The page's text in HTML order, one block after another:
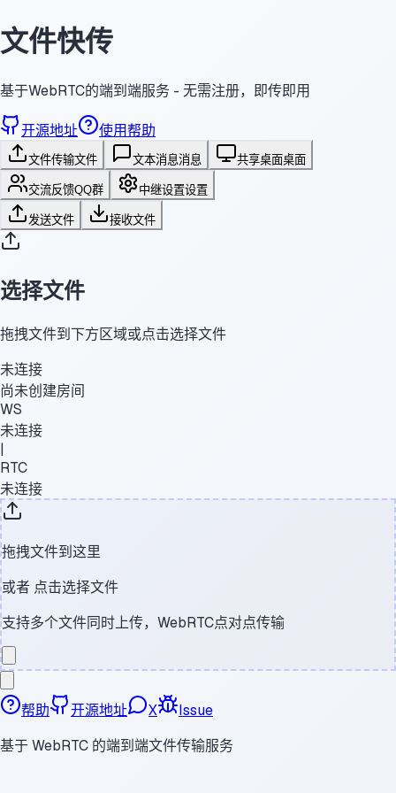
文件快传
基于WebRTC的端到端服务 - 无需注册，即传即用
开源地址 使用帮助
文件传输文件 文本消息消息 共享桌面桌面
交流反馈QQ群 中继设置设置
发送文件 接收文件
选择文件
拖拽文件到下方区域或点击选择文件
未连接
尚未创建房间
WS
未连接
|
RTC
未连接
拖拽文件到这里
或者 点击选择文件
支持多个文件同时上传，WebRTC点对点传输
帮助 开源地址 X
Issue
基于 WebRTC 的端到端文件传输服务